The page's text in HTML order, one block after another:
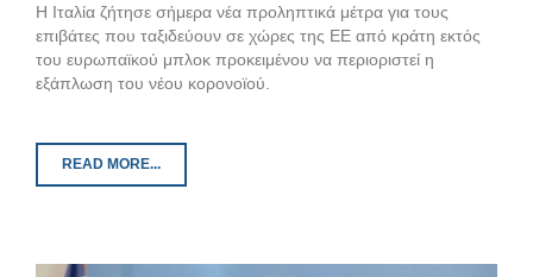
Η Ιταλία ζήτησε σήμερα νέα προληπτικά μέτρα για τους
επιβάτες που ταξιδεύουν σε χώρες της ΕΕ από κράτη εκτός
του ευρωπαϊκού μπλοκ προκειμένου να περιοριστεί η
εξάπλωση του νέου κορονοϊού.
READ MORE...